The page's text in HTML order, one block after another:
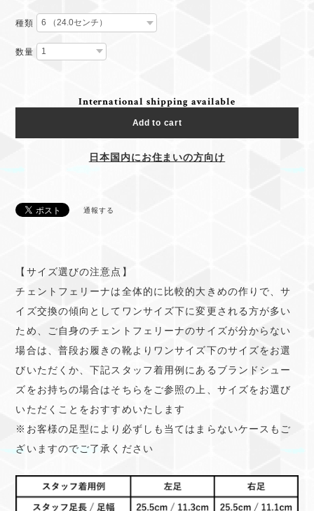
種類
数量
International shipping available
Add to cart
日本国内にお住まいの方向け
通報する
【サイズ選びの注意点】
チェントフェリーナは全体的に比較的大きめの作りで、サ
イズ交換の傾向としてワンサイズ下に変更される方が多い
ため、ご自身のチェントフェリーナのサイズが分からない
場合は、普段お履きの靴よりワンサイズ下のサイズをお選
びいただくか、下記スタッフ着用例にあるブランドシュー
ズをお持ちの場合はそちらをご参照の上、サイズをお選び
いただくことをおすすめいたします
※お客様の足型により必ずしも当てはまらないケースもご
ざいますのでご了承ください